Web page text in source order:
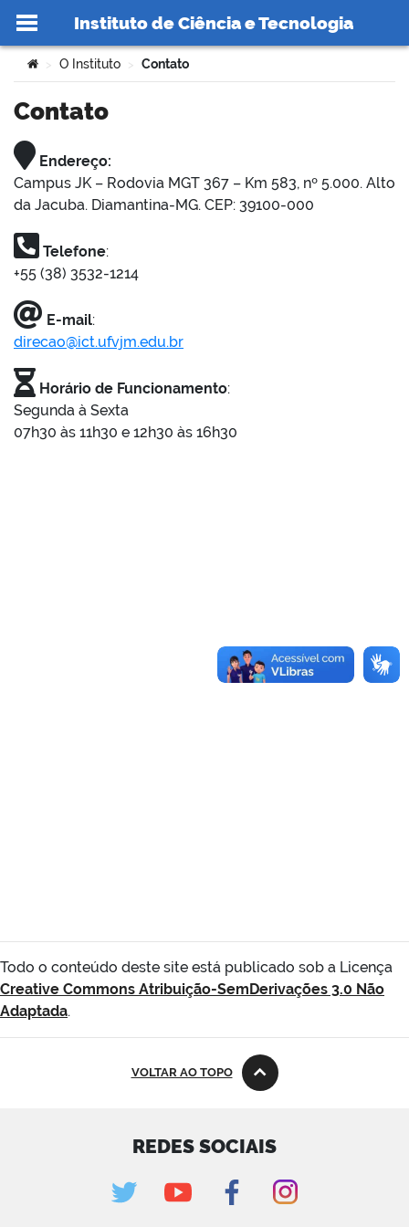
Ir para o conteúdo
Instituto de Ciência e Tecnologia
portal
Você está aqui:
> O Instituto > Contato
Contato
Endereço:
Campus JK – Rodovia MGT 367 – Km 583, nº 5.000. Alto
da Jacuba. Diamantina-MG. CEP: 39100-000
Telefone:
+55 (38) 3532-1214
E-mail:
direcao@ict.ufvjm.edu.br
Horário de Funcionamento:
Segunda à Sexta
07h30 às 11h30 e 12h30 às 16h30
Todo o conteúdo deste site está publicado sob a Licença
Creative Commons Atribuição-SemDerivações 3.0 Não
Adaptada.
VOLTAR AO TOPO
REDES SOCIAIS